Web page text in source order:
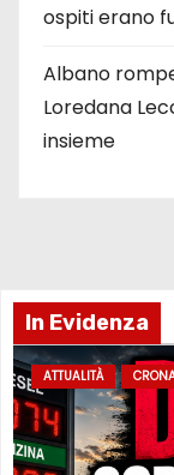
ospiti erano
Albano
Loredana
insieme
In Evidenza
ATTUALITÀ